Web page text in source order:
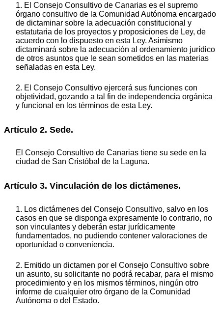
1. El Consejo Consultivo de Canarias es el supremo
órgano consultivo de la Comunidad Autónoma encargado
de dictaminar sobre la adecuación constitucional y
estatutaria de los proyectos y proposiciones de Ley, de
acuerdo con lo dispuesto en esta Ley. Asimismo
dictaminará sobre la adecuación al ordenamiento jurídico
de otros asuntos que le sean sometidos en las materias
señaladas en esta Ley.
2. El Consejo Consultivo ejercerá sus funciones con
objetividad, gozando a tal fin de independencia orgánica
y funcional en los términos de esta Ley.
Artículo 2. Sede.
El Consejo Consultivo de Canarias tiene su sede en la
ciudad de San Cristóbal de la Laguna.
Artículo 3. Vinculación de los dictámenes.
1. Los dictámenes del Consejo Consultivo, salvo en los
casos en que se disponga expresamente lo contrario, no
son vinculantes y deberán estar jurídicamente
fundamentados, no pudiendo contener valoraciones de
oportunidad o conveniencia.
2. Emitido un dictamen por el Consejo Consultivo sobre
un asunto, su solicitante no podrá recabar, para el mismo
procedimiento y en los mismos términos, ningún otro
informe de cualquier otro órgano de la Comunidad
Autónoma o del Estado.